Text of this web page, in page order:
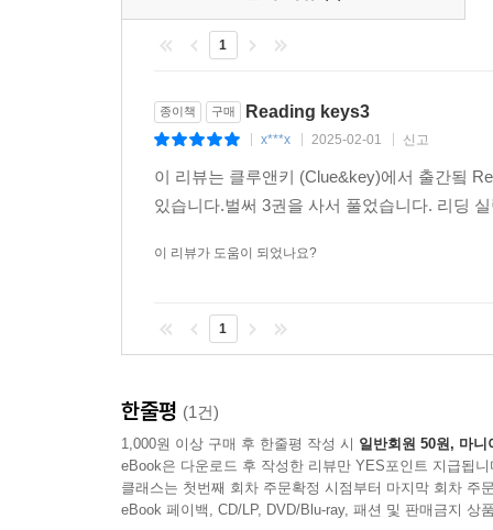
_ 처음 읽은 지문 속에서 빠르게 원하는 정보를 찾
_ 글의 주제부터 세부사항까지, 전체적인 이해도
_ 리딩 스킬을 배우기 위한 그래픽 오거나이저 액
7) Reading 2
_ Reading 2 지문에 대한 이해도 체크는 웍크북에
_ Reading 1에서 배운 스킬을 새로운 지문에 적용
9) Let’s Speak!
_ 해당 유닛에서 읽은 내용을 바탕으로 자신의 의
1
종이책 구매 Reading keys3
x***x 2025-02-01 신고
이 리뷰는 클루앤키 (Clue&key)에서 출간됰
있습니다.벌써 3권을 사서 풀었습니다. 리딩
이 리뷰가 도움이 되었나요?
1
한줄평 (1건)
1,000원 이상 구매 후 한줄평 작성 시 일반회원 50원, 마니
eBook은 다운로드 후 작성한 리뷰만 YES포인트 지급됩니
클래스는 첫번째 회차 주문확정 시점부터 마지막 회차 주
eBook 페이백, CD/LP, DVD/Blu-ray, 패션 및 판매금지 상